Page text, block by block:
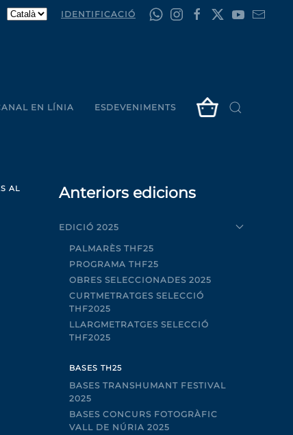
IDENTIFICACIÓ
EN LÍNIA ESDEVENIMENTS
AL
Anteriors edicions
EDICIÓ 2025
PALMARÈS THF25
PROGRAMA THF25
OBRES SELECCIONADES 2025
CURTMETRATGES SELECCIÓ
THF2025
LLARGMETRATGES SELECCIÓ
THF2025
BASES TH25
BASES TRANSHUMANT FESTIVAL
2025
BASES CONCURS FOTOGRÀFIC
VALL DE NÚRIA 2025